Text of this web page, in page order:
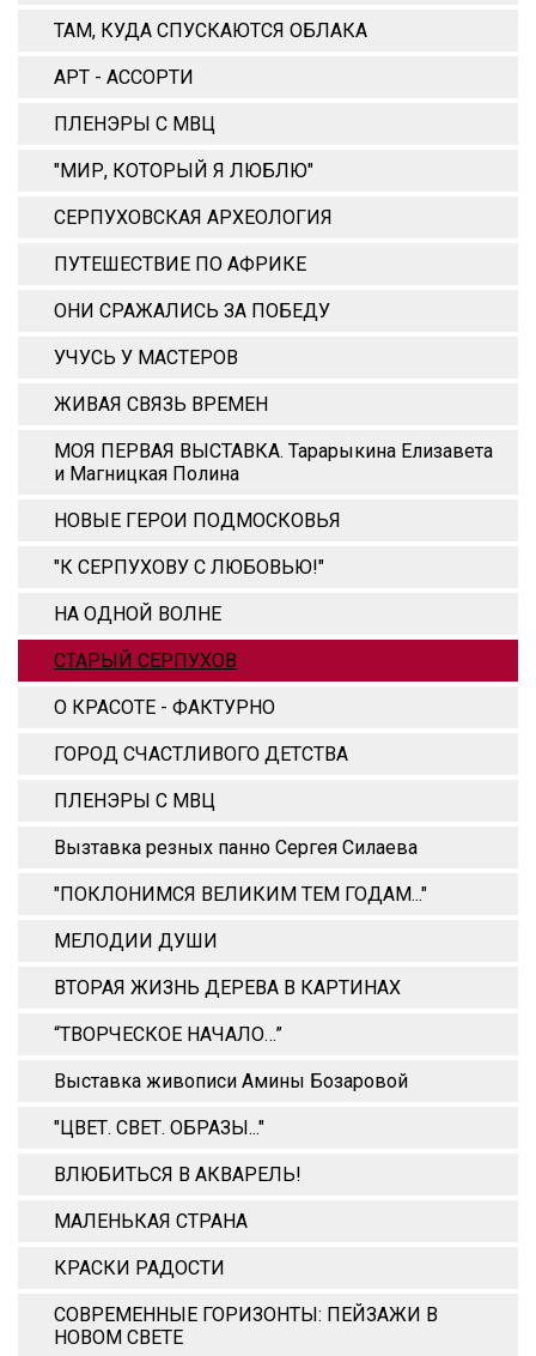
ТАМ, КУДА СПУСКАЮТСЯ ОБЛАКА
АРТ - АССОРТИ
ПЛЕНЭРЫ С МВЦ
"МИР, КОТОРЫЙ Я ЛЮБЛЮ"
СЕРПУХОВСКАЯ АРХЕОЛОГИЯ
ПУТЕШЕСТВИЕ ПО АФРИКЕ
ОНИ СРАЖАЛИСЬ ЗА ПОБЕДУ
УЧУСЬ У МАСТЕРОВ
ЖИВАЯ СВЯЗЬ ВРЕМЕН
МОЯ ПЕРВАЯ ВЫСТАВКА. Тарарыкина Елизавета
и Магницкая Полина
НОВЫЕ ГЕРОИ ПОДМОСКОВЬЯ
"К СЕРПУХОВУ С ЛЮБОВЬЮ!"
НА ОДНОЙ ВОЛНЕ
СТАРЫЙ СЕРПУХОВ
О КРАСОТЕ - ФАКТУРНО
ГОРОД СЧАСТЛИВОГО ДЕТСТВА
ПЛЕНЭРЫ С МВЦ
Вызтавка резных панно Сергея Силаева
"ПОКЛОНИМСЯ ВЕЛИКИМ ТЕМ ГОДАМ..."
МЕЛОДИИ ДУШИ
ВТОРАЯ ЖИЗНЬ ДЕРЕВА В КАРТИНАХ
“ТВОРЧЕСКОЕ НАЧАЛО…”
Выставка живописи Амины Бозаровой
"ЦВЕТ. СВЕТ. ОБРАЗЫ..."
ВЛЮБИТЬСЯ В АКВАРЕЛЬ!
МАЛЕНЬКАЯ СТРАНА
КРАСКИ РАДОСТИ
СОВРЕМЕННЫЕ ГОРИЗОНТЫ: ПЕЙЗАЖИ В
НОВОМ СВЕТЕ